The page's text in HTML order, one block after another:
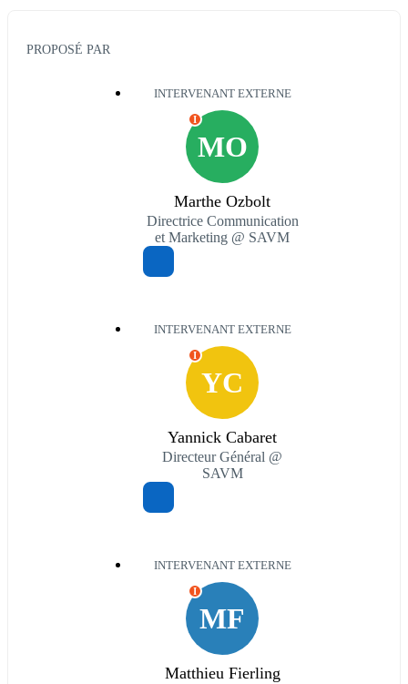
PROPOSÉ PAR
INTERVENANT EXTERNE
MO
I
Marthe Ozbolt
Directrice Communication
et Marketing @ SAVM
INTERVENANT EXTERNE
YC
I
Yannick Cabaret
Directeur Général @
SAVM
INTERVENANT EXTERNE
MF
I
Matthieu Fierling